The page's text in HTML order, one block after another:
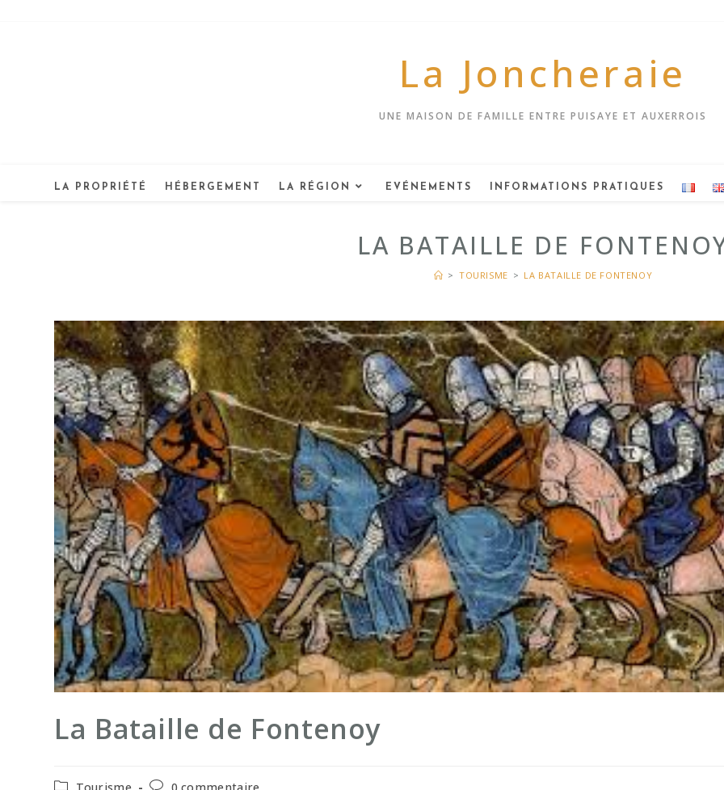
La Joncheraie
UNE MAISON DE FAMILLE ENTRE PUISAYE ET AUXERROIS
LA PROPRIÉTÉ HÉBERGEMENT LA RÉGION EVÉNEMENTS INFORMATIONS PRATIQUES
LA BATAILLE DE
> TOURISME > LA BATAILLE DE FONTENOY
La Bataille de Fontenoy
Post
Commentaires